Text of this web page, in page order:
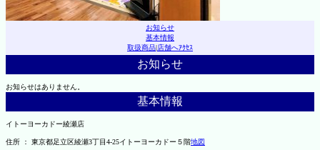
お知らせ
基本情報
取扱商品|店舗へｱｸｾｽ
お知らせ
お知らせはありません。
基本情報
イトーヨーカドー綾瀬店
住所 ： 東京都足立区綾瀬3丁目4-25イトーヨーカドー５階地図